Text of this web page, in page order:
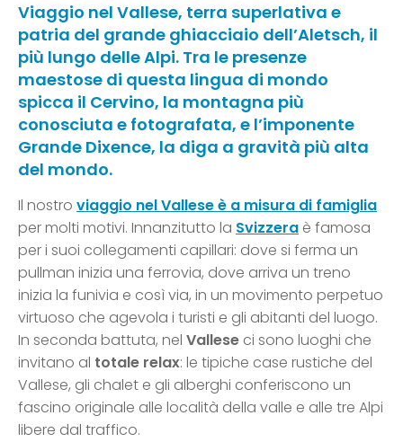
Viaggio nel Vallese, terra superlativa e
patria del grande ghiacciaio dell’Aletsch, il
più lungo delle Alpi. Tra le presenze
maestose di questa lingua di mondo
spicca il Cervino, la montagna più
conosciuta e fotografata, e l’imponente
Grande Dixence, la diga a gravità più alta
del mondo.
Il nostro viaggio nel Vallese è a misura di famiglia
per molti motivi. Innanzitutto la Svizzera è famosa
per i suoi collegamenti capillari: dove si ferma un
pullman inizia una ferrovia, dove arriva un treno
inizia la funivia e così via, in un movimento perpetuo
virtuoso che agevola i turisti e gli abitanti del luogo.
In seconda battuta, nel Vallese ci sono luoghi che
invitano al totale relax: le tipiche case rustiche del
Vallese, gli chalet e gli alberghi conferiscono un
fascino originale alle località della valle e alle tre Alpi
libere dal traffico.